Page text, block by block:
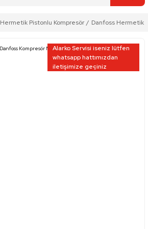
Hermetik Pistonlu Kompresör Danfoss Hermetik
Alarko Servisi iseniz lütfen
whatsapp hattımızdan
iletişimize geçiniz